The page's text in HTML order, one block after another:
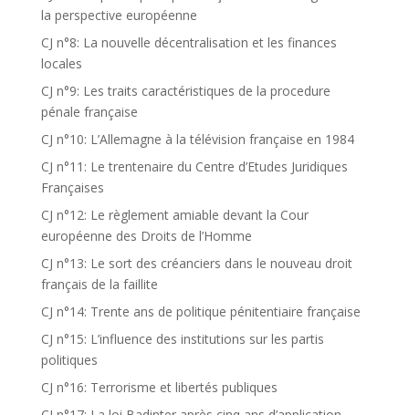
la perspective européenne
CJ n°8: La nouvelle décentralisation et les finances
locales
CJ n°9: Les traits caractéristiques de la procedure
pénale française
CJ n°10: L’Allemagne à la télévision française en 1984
CJ n°11: Le trentenaire du Centre d’Etudes Juridiques
Françaises
CJ n°12: Le règlement amiable devant la Cour
européenne des Droits de l’Homme
CJ n°13: Le sort des créanciers dans le nouveau droit
français de la faillite
CJ n°14: Trente ans de politique pénitentiaire française
CJ n°15: L’influence des institutions sur les partis
politiques
CJ n°16: Terrorisme et libertés publiques